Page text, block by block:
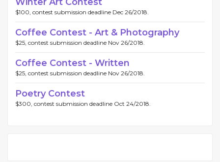
$100, contest submission deadline Dec 26/2018.
Coffee Contest - Art & Photography
$25, contest submission deadline Nov 26/2018.
Coffee Contest - Written
$25, contest submission deadline Nov 26/2018.
Poetry Contest
$300, contest submission deadline Oct 24/2018.